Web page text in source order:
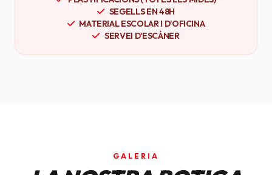
SEGELLS EN 48H
MATERIAL ESCOLAR I D'OFICINA
SERVEI D'ESCÀNER
GALERIA